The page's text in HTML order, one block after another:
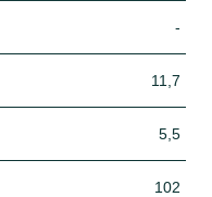
-
11,7
5,5
102